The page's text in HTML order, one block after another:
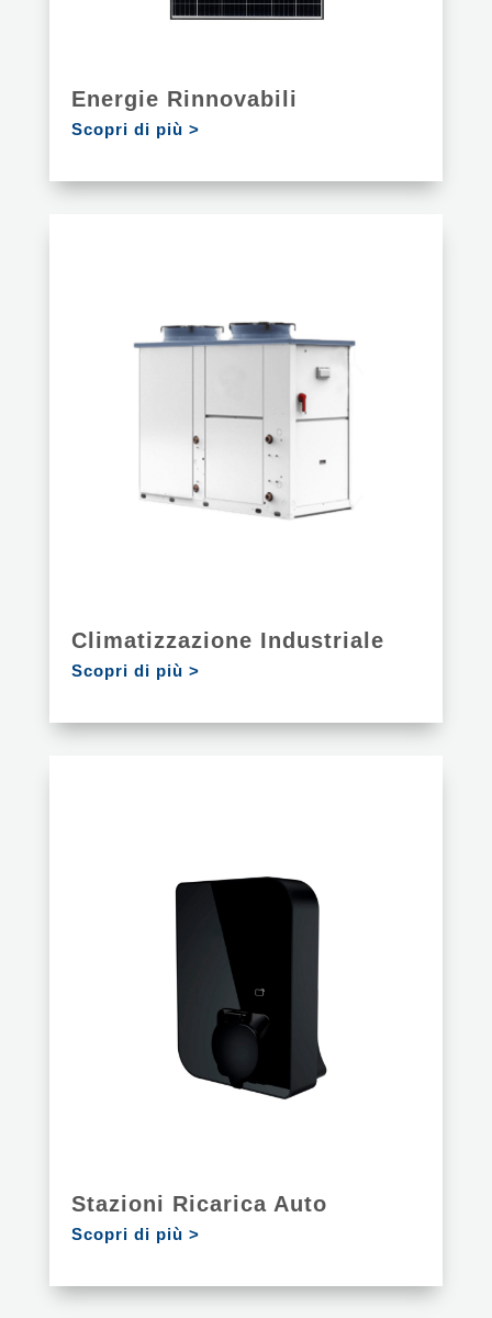
Energie Rinnovabili
Scopri di più >
Climatizzazione Industriale
Scopri di più >
Stazioni Ricarica Auto
Scopri di più >